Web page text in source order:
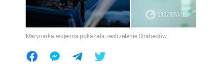
Marynarka wojenna pokazała zestrzelenie Shahedów